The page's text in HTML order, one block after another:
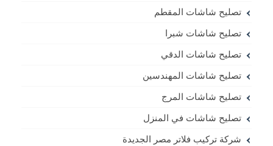
تصليح شاشات المقطم
تصليح شاشات شبرا
تصليح شاشات الدقي
تصليح شاشات المهندسين
تصليح شاشات المرج
تصليح شاشات في المنزل
شركة تركيب فلاتر مصر الجديدة